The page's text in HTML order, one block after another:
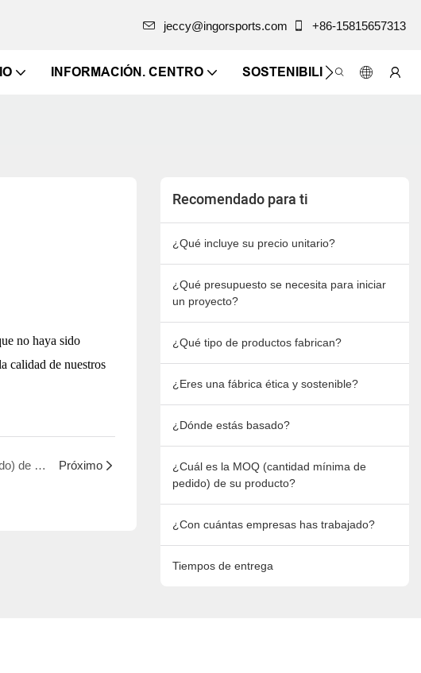
jeccy@ingorsports.com +86-15815657313
INFORMACIÓN. CENTRO SOSTENIBILIDAD
no haya sido
calidad de nuestros
¿Cuál es la MOQ (cantidad mínima de pedido) de su producto? Próximo
Recomendado para ti
¿Qué incluye su precio unitario?
¿Qué presupuesto se necesita para iniciar
un proyecto?
¿Qué tipo de productos fabrican?
¿Eres una fábrica ética y sostenible?
¿Dónde estás basado?
¿Cuál es la MOQ (cantidad mínima de
pedido) de su producto?
¿Con cuántas empresas has trabajado?
Tiempos de entrega